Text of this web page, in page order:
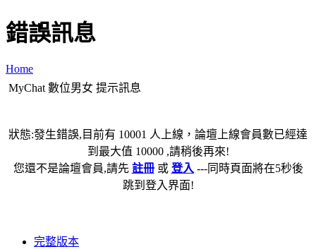
錯誤訊息
Home
MyChat 數位男女 提示訊息
狀態:發生錯誤,目前有 10001 人上線，論壇上線會員數已經達
到最大值 10000 ,請稍後再來!
您還不是論壇會員,請先 註冊或 登入 ---同時頁面將在5秒後
跳到登入界面!
完整版本